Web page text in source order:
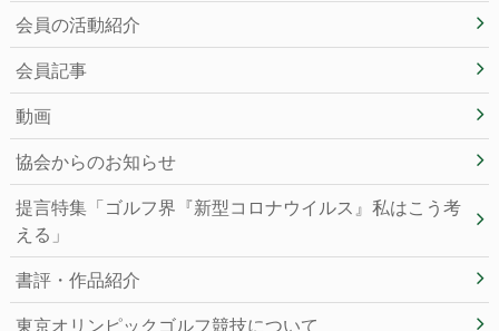
会員の活動紹介
会員記事
動画
協会からのお知らせ
提言特集「ゴルフ界『新型コロナウイルス』私はこう考
える」
書評・作品紹介
東京オリンピックゴルフ競技について